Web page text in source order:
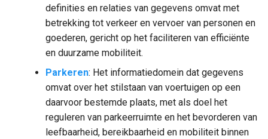
definities en relaties van gegevens omvat met
betrekking tot verkeer en vervoer van personen en
goederen, gericht op het faciliteren van efficiënte
en duurzame mobiliteit.
Parkeren: Het informatiedomein dat gegevens
omvat over het stilstaan van voertuigen op een
daarvoor bestemde plaats, met als doel het
reguleren van parkeerruimte en het bevorderen van
leefbaarheid, bereikbaarheid en mobiliteit binnen